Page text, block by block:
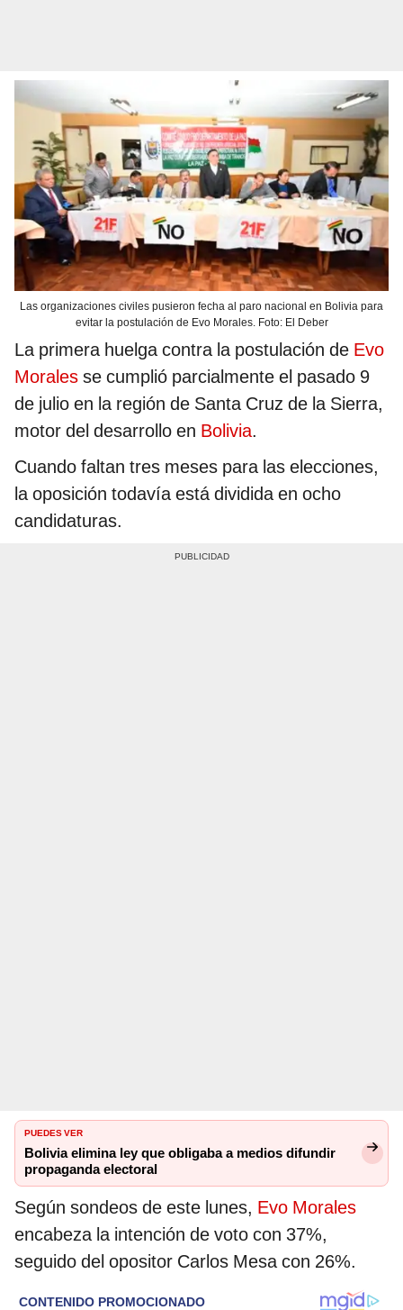
Las organizaciones civiles pusieron fecha al paro nacional en Bolivia para
evitar la postulación de Evo Morales. Foto: El Deber
La primera huelga contra la postulación de Evo
Morales se cumplió parcialmente el pasado 9
de julio en la región de Santa Cruz de la Sierra,
motor del desarrollo en Bolivia.
Cuando faltan tres meses para las elecciones,
la oposición todavía está dividida en ocho
candidaturas.
PUEDES VER
Bolivia elimina ley que obligaba a medios difundir
propaganda electoral
Según sondeos de este lunes, Evo Morales
encabeza la intención de voto con 37%,
seguido del opositor Carlos Mesa con 26%.